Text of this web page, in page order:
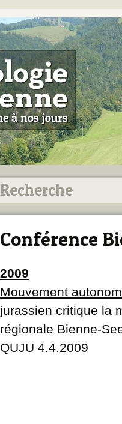
Conférence
2009
Mouvement
jurassien critique la
régionale Bienne-
QUJU 4.4.2009